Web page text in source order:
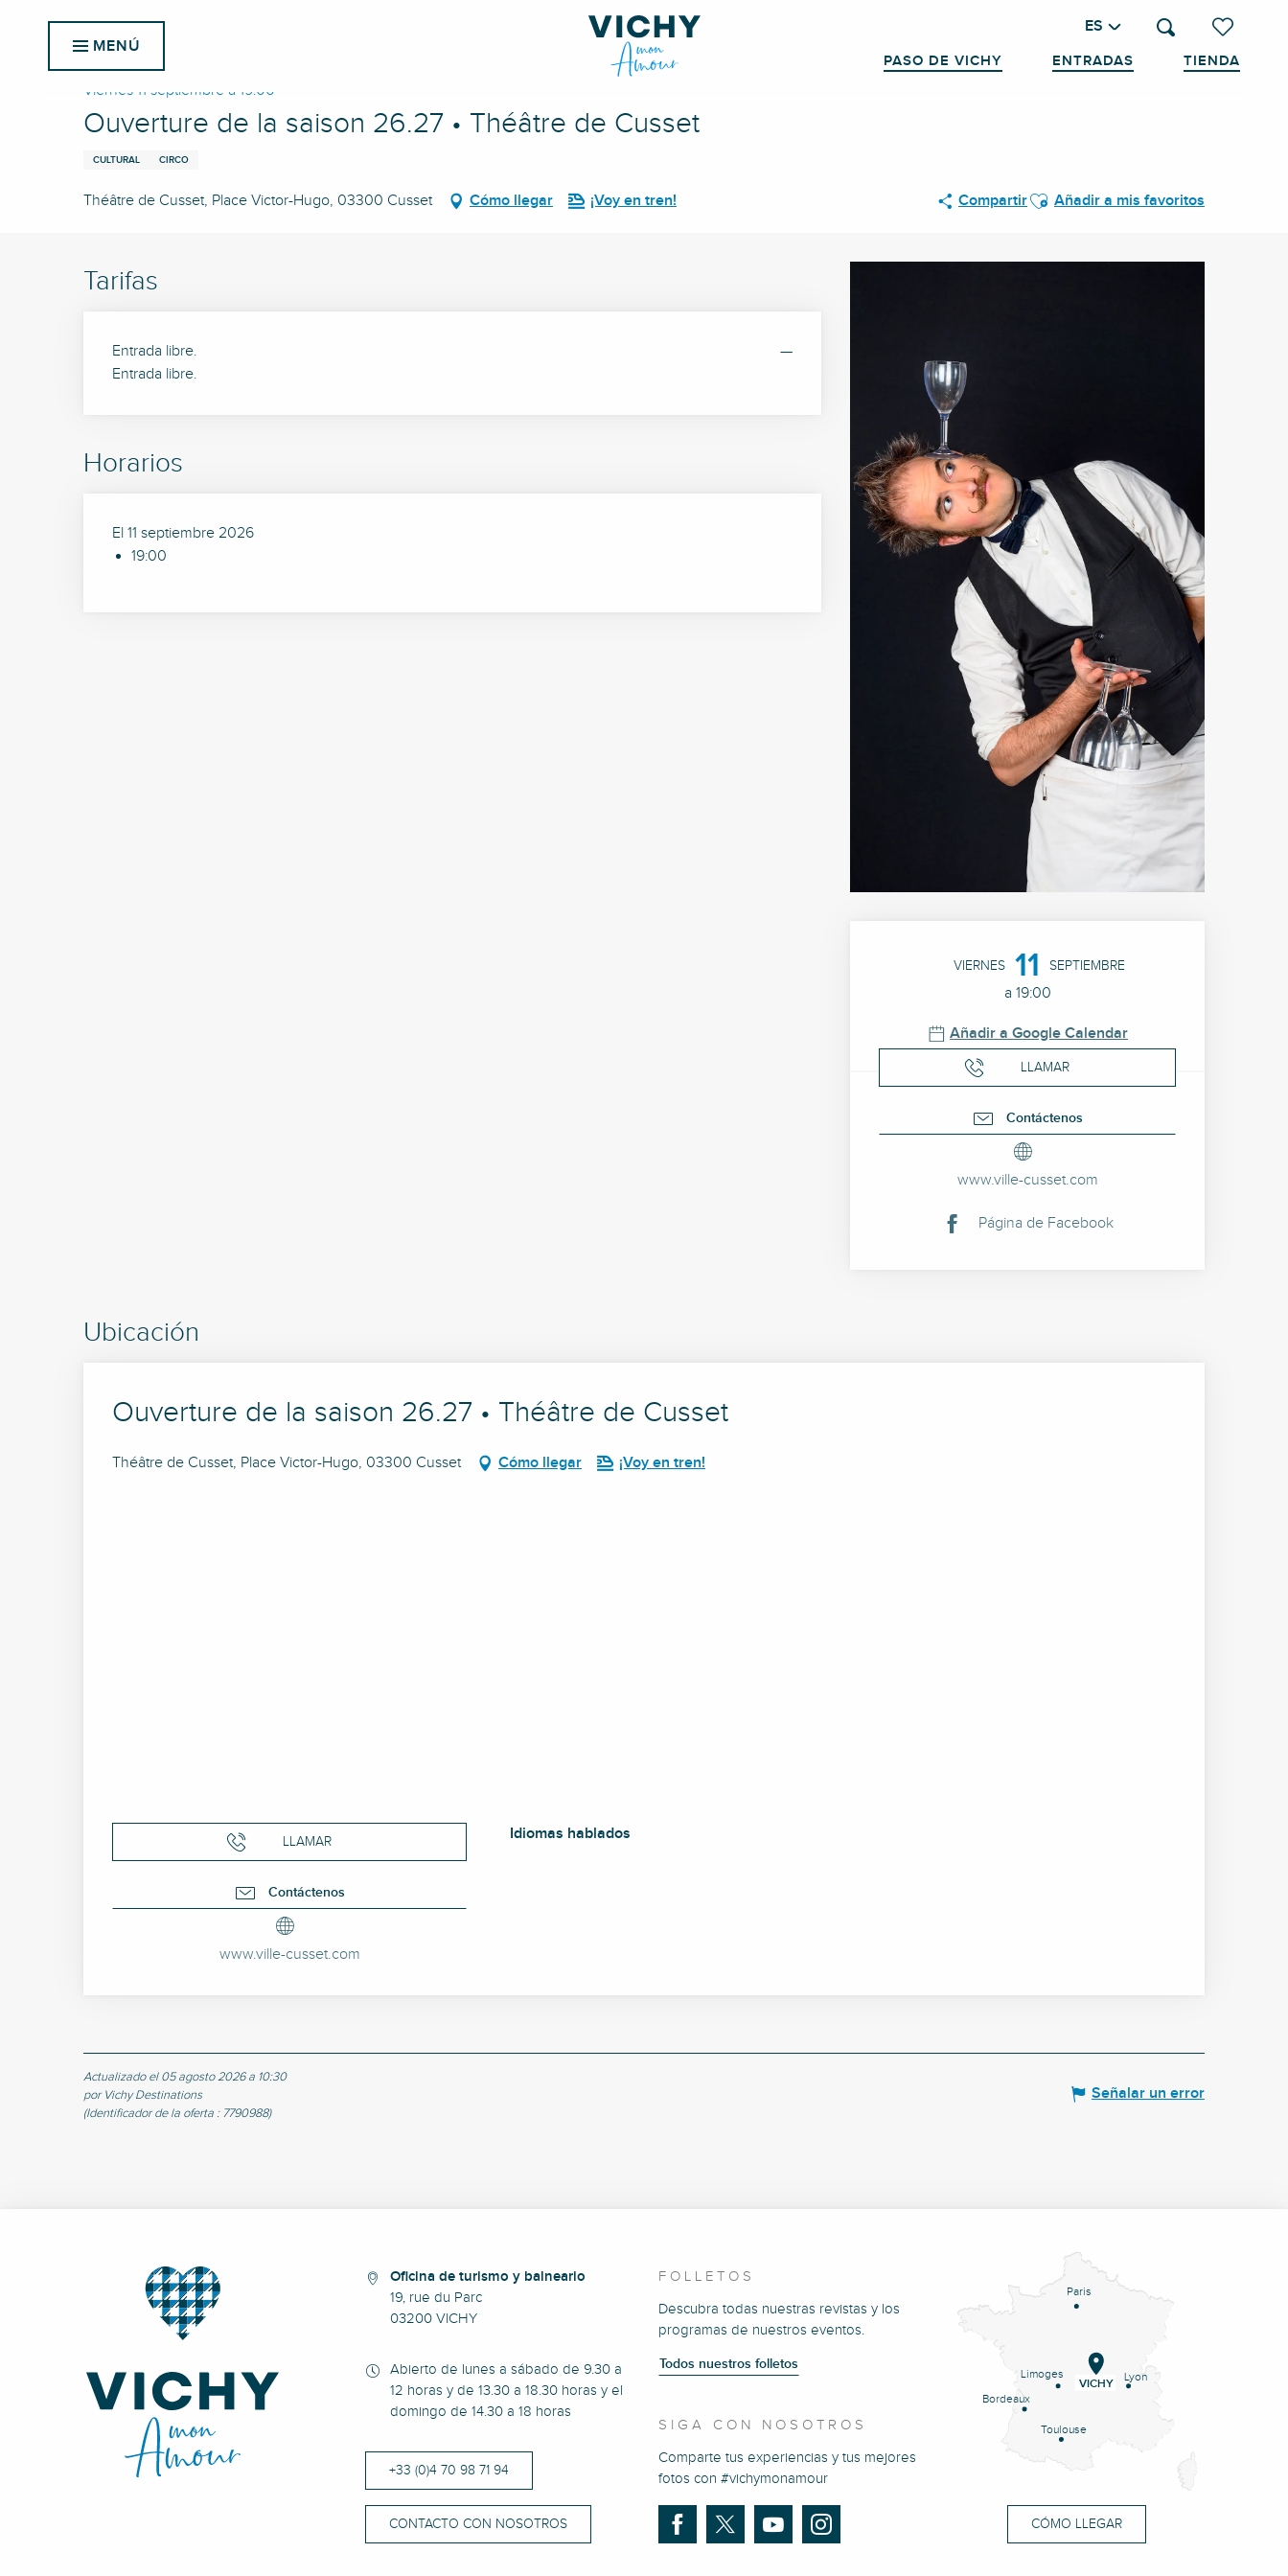
Voir les
Buscar
ES
PASO DE VICHY ENTRADAS TIENDA
MENÚ
Inicio Ouverture de la saison 26.27 • Théâtre de Cusset
Viernes 11 septiembre a 19:00
Ouverture de la saison 26.27 • Théâtre de Cusset
CULTURAL CIRCO
Théâtre de Cusset, Place Victor-Hugo, 03300 Cusset Cómo llegar ¡Voy en tren! CompartirAjouter aux favoris
Añadir a mis favoritos
Horarios y datos de
VIERNES 11 SEPTIEMBRE
a 19:00
Añadir a Google Calendar
LLAMAR
Contáctenos
www.ville-cusset.com
Página de Facebook
Tarifas
Entrada libre.
—
Entrada libre.
Horarios
El 11 septiembre 2026
19:00
Ubicación
Ouverture de la saison 26.27 • Théâtre de Cusset
Théâtre de Cusset, Place Victor-Hugo, 03300 Cusset Cómo llegar ¡Voy en tren!
LLAMAR
Contáctenos
www.ville-cusset.com
Idiomas hablados
Idiomas hablados
Actualizado el 05 agosto 2026 a 10:30
por Vichy Destinations
(Identificador de la oferta : 7790988)
Señalar un error
Oficina de turismo y balneario
19, rue du Parc
03200 VICHY
Abierto de lunes a sábado de 9.30 a
12 horas y de 13.30 a 18.30 horas y el
domingo de 14.30 a 18 horas
+33 (0)4 70 98 71 94
CONTACTO CON NOSOTROS
FOLLETOS
Descubra todas nuestras revistas y los
programas de nuestros eventos.
Todos nuestros folletos
SIGA CON NOSOTROS
Comparte tus experiencias y tus mejores
fotos con #vichymonamour
Paris
Lyon
Limoges
Bordeaux
Toulouse
VICHY
CÓMO LLEGAR